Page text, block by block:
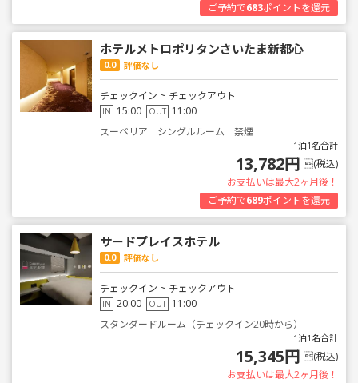
ご予約で683ポイントを還元
ホテルメトロポリタンさいたま新都心
0.0 評価なし
チェックイン ~ チェックアウト
IN 15:00 OUT 11:00
スーペリア シングルルーム 禁煙
1泊1名合計
13,782円 (税込)
お支払いは最大2ヶ月後！
ご予約で689ポイントを還元
サードプレイスホテル
0.0 評価なし
チェックイン ~ チェックアウト
IN 20:00 OUT 11:00
スタンダードルーム（チェックイン20時から）
1泊1名合計
15,345円 (税込)
お支払いは最大2ヶ月後！